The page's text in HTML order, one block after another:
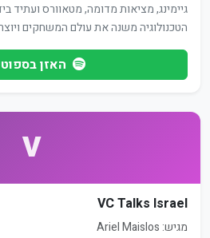
גיימינג, מציאות מדומה, מטאוורס ועתיד
הטכנולוגיה משנה את עולם המשחקים
האזן
V
VC Talks Israel
מגיש: Ariel Maislos